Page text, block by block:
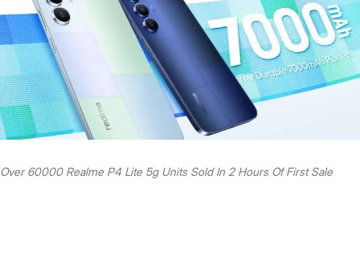
Over 60000 Realme P4 Lite 5g Units Sold In 2 Hours Of First Sale